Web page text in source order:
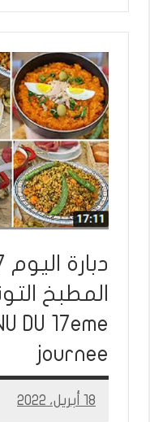
DU 17eme
journee
18 أبريل، 2022
Mohamed